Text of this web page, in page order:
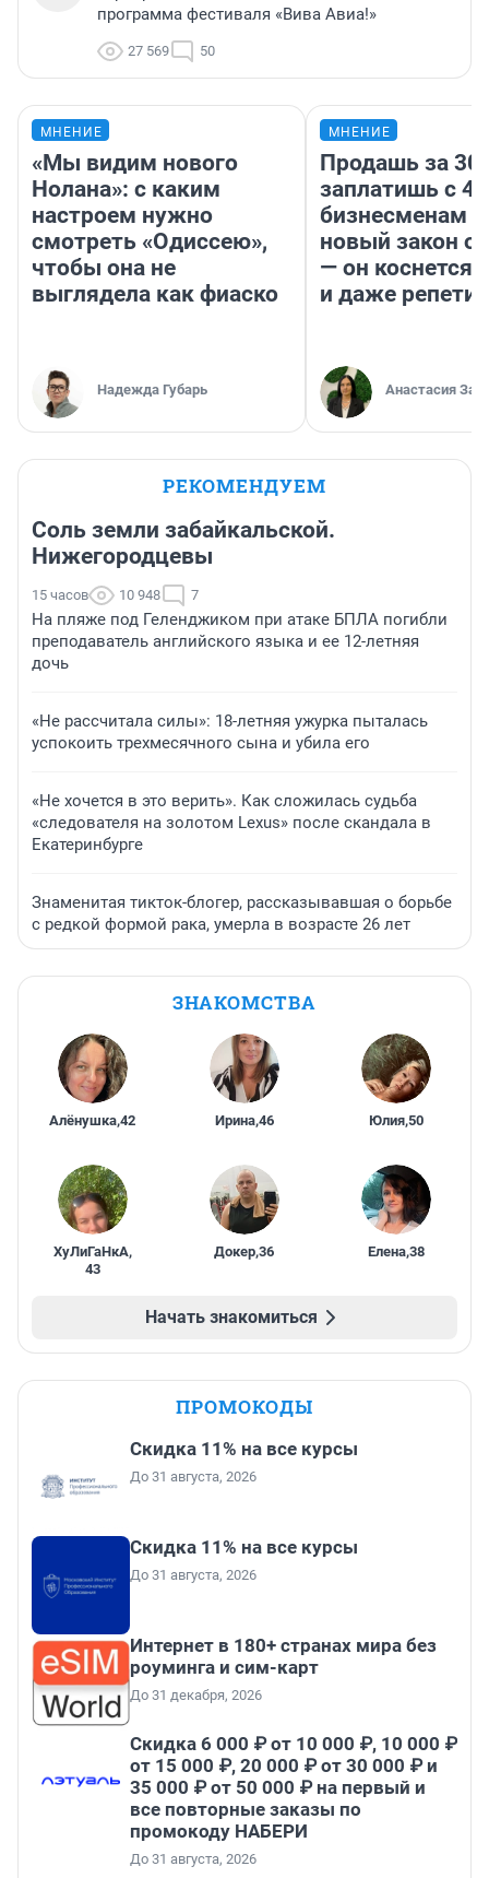
программа фестиваля «Вива Авиа!»
27 569 50
МНЕНИЕ
«Мы видим нового
Нолана»: с каким
настроем нужно
смотреть «Одиссею»,
чтобы она не
выглядела как фиаско
Надежда Губарь
МНЕНИЕ
Продашь за
заплатишь с
бизнесменам
новый закон о
— он коснется
и даже
Анастасия
РЕКОМЕНДУЕМ
Соль земли забайкальской.
Нижегородцевы
15 часов 10 948 7
На пляже под Геленджиком при атаке БПЛА погибли
преподаватель английского языка и ее 12-летняя
дочь
«Не рассчитала силы»: 18-летняя ужурка пыталась
успокоить трехмесячного сына и убила его
«Не хочется в это верить». Как сложилась судьба
«следователя на золотом Lexus» после скандала в
Екатеринбурге
Знаменитая тикток-блогер, рассказывавшая о борьбе
с редкой формой рака, умерла в возрасте 26 лет
ЗНАКОМСТВА
Алёнушка,42 Ирина,46 Юлия,50
ХуЛиГаНкА,
43
Докер,36 Елена,38
Начать знакомиться
ПРОМОКОДЫ
Скидка 11% на все курсы
До 31 августа, 2026
Скидка 11% на все курсы
До 31 августа, 2026
Интернет в 180+ странах мира без
роуминга и сим-карт
До 31 декабря, 2026
Скидка 6 000 ₽ от 10 000 ₽, 10 000 ₽
от 15 000 ₽, 20 000 ₽ от 30 000 ₽ и
35 000 ₽ от 50 000 ₽ на первый и
все повторные заказы по
промокоду НАБЕРИ
До 31 августа, 2026